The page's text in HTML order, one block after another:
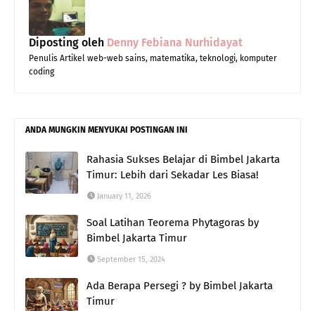
Diposting oleh Denny Febiana Nurhidayat
Penulis Artikel web-web sains, matematika, teknologi, komputer
coding
ANDA MUNGKIN MENYUKAI POSTINGAN INI
Rahasia Sukses Belajar di Bimbel Jakarta
Timur: Lebih dari Sekadar Les Biasa!
January 11, 2026
Soal Latihan Teorema Phytagoras by
Bimbel Jakarta Timur
September 15, 2024
Ada Berapa Persegi ? by Bimbel Jakarta
Timur